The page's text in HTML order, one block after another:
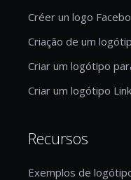
Créer un logo
Criação de um
Criar um logótipo
Criar um logótipo
Recursos
Exemplos de